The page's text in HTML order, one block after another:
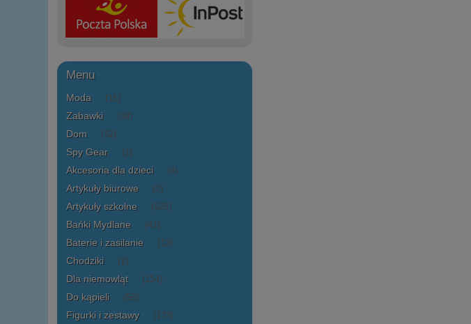
Menu
Moda (15)
Zabawki (39)
Dom (32)
Spy Gear (1)
Akcesoria dla dzieci (4)
Artykuły biurowe (0)
Artykuły szkolne (526)
Bańki Mydlane (41)
Baterie i zasilanie (13)
Chodziki (2)
Dla niemowląt (154)
Do kąpieli (55)
Figurki i zestawy (173)